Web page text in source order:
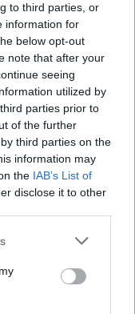
to third parties, or
information for
below opt-out
note that after your
seeing
utilized by
parties prior to
of the further
third parties on the
information may
the IAB’s List of
disclose it to other
or more Google
You may click to
party tags to
in below Google
global
de los
la industria a
otro año
solo indica su
y la conexión